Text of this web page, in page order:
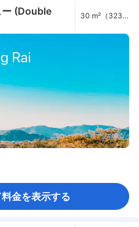
(Double
30 m²（323
金を表示する